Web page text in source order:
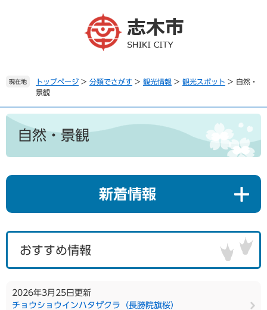
。
て
本
現在地 トップページ > 分類でさがす > 観光情報 > 観光スポット > 自然・
景観
本
自然・景観
新着情報
おすすめ情報
2026年3月25日更新
チョウショウインハタザクラ（長勝院旗桜）